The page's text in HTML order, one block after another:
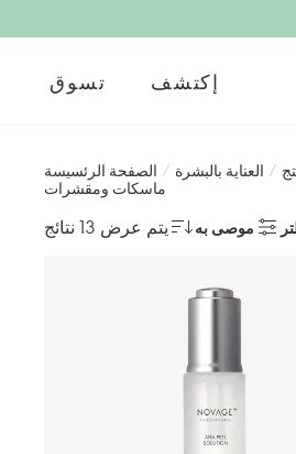
تسوق إكتشف
الصفحة الرئسيسة / العناية بالبشرة /
ماسكات ومقشرات
يتم عرض 13 نتائج موصى به